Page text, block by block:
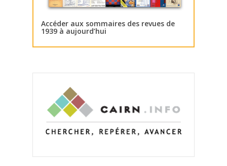
Accéder aux sommaires des revues de
1939 à aujourd’hui